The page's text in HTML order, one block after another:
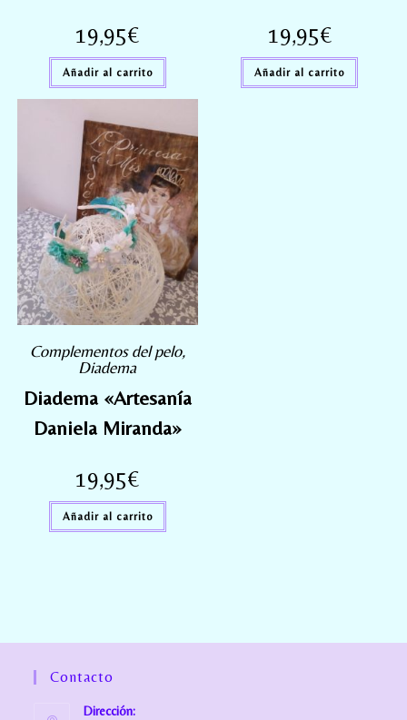
19,95€
Añadir al carrito
19,95€
Añadir al carrito
Complementos del pelo,
Diadema
Diadema «Artesanía
Daniela Miranda»
19,95€
Añadir al carrito
Contacto
Dirección: